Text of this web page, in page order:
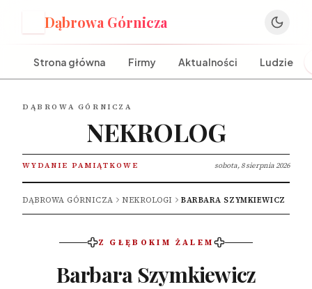
Dąbrowa Górnicza
Strona główna Firmy Aktualności Ludzie
DĄBROWA GÓRNICZA
NEKROLOG
WYDANIE PAMIĄTKOWE sobota, 8 sierpnia 2026
DĄBROWA GÓRNICZA NEKROLOGI BARBARA SZYMKIEWICZ
Z GŁĘBOKIM ŻALEM
Barbara Szymkiewicz